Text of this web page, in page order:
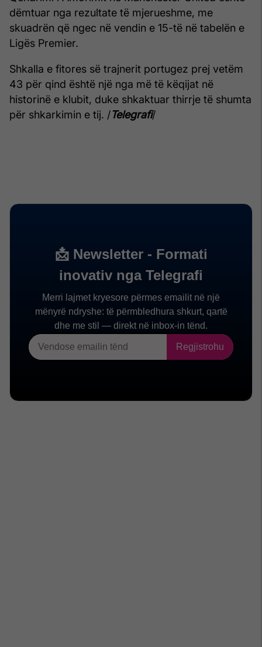
dëmtuar nga rezultate të mjerueshme, me
skuadrën që ngec në vendin e 15-të në tabelën e
Ligës Premier.
Shkalla e fitores së trajnerit portugez prej vetëm
43 për qind është një nga më të këqijat në
historinë e klubit, duke shkaktuar thirrje të shumta
për shkarkimin e tij. /Telegrafi/